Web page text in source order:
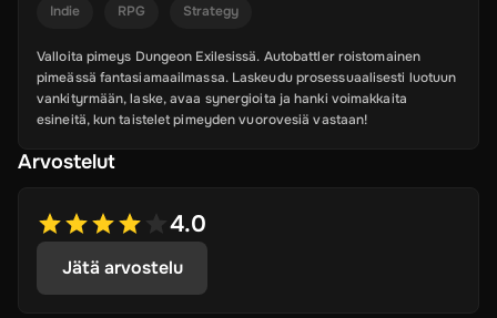
Indie RPG Strategy
Valloita pimeys Dungeon Exilesissä. Autobattler roistomainen
pimeässä fantasiamaailmassa. Laskeudu prosessuaalisesti luotuun
vankityrmään, laske, avaa synergioita ja hanki voimakkaita
esineitä, kun taistelet pimeyden vuorovesiä vastaan!
Arvostelut
4.0
Jätä arvostelu